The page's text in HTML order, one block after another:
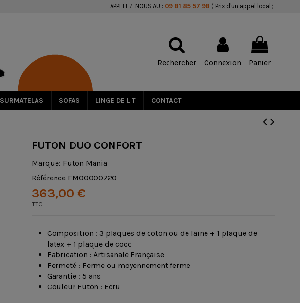
APPELEZ-NOUS AU : 09 81 85 57 98 ( Prix d'un appel local ).
Rechercher Connexion Panier
SURMATELAS SOFAS LINGE DE LIT CONTACT
FUTON DUO CONFORT
Marque: Futon Mania
Référence FM00000720
363,00 €
TTC
Composition : 3 plaques de coton ou de laine + 1 plaque de
latex + 1 plaque de coco
Fabrication : Artisanale Française
Fermeté : Ferme ou moyennement ferme
Garantie : 5 ans
Couleur Futon : Ecru